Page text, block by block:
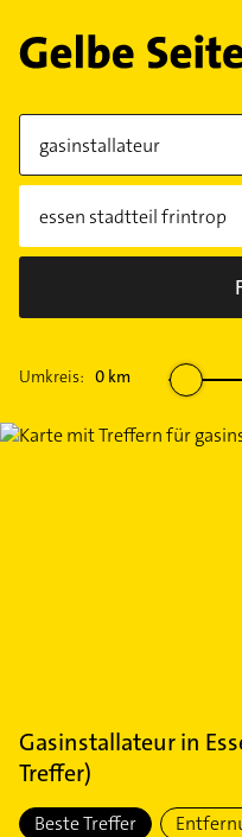
Umkreis: 0 km
Gasinstallateurin
Treffer)
Beste Treffer